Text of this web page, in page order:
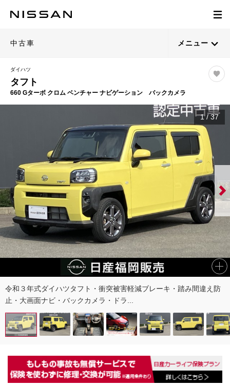
中古車 メニュー
ダイハツ
タフト
660 Gターボ クロム ベンチャー ナビゲーション バックカメラ
1/37
令和３年式ダイハツタフト・衝突被害軽減ブレーキ・踏み間違え防
止・大画面ナビ・バックカメラ・ドラ...